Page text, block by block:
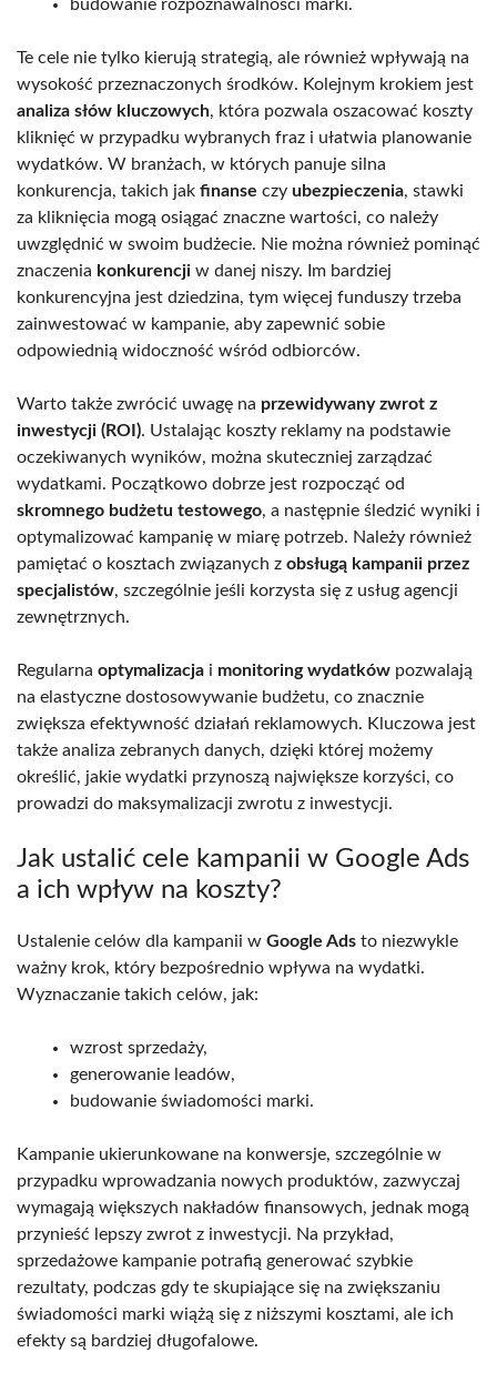
budowanie rozpoznawalności marki.
Te cele nie tylko kierują strategią, ale również wpływają na
wysokość przeznaczonych środków. Kolejnym krokiem jest
analiza słów kluczowych, która pozwala oszacować koszty
kliknięć w przypadku wybranych fraz i ułatwia planowanie
wydatków. W branżach, w których panuje silna
konkurencja, takich jak finanse czy ubezpieczenia, stawki
za kliknięcia mogą osiągać znaczne wartości, co należy
uwzględnić w swoim budżecie. Nie można również pominąć
znaczenia konkurencji w danej niszy. Im bardziej
konkurencyjna jest dziedzina, tym więcej funduszy trzeba
zainwestować w kampanie, aby zapewnić sobie
odpowiednią widoczność wśród odbiorców.
Warto także zwrócić uwagę na przewidywany zwrot z
inwestycji (ROI). Ustalając koszty reklamy na podstawie
oczekiwanych wyników, można skuteczniej zarządzać
wydatkami. Początkowo dobrze jest rozpocząć od
skromnego budżetu testowego, a następnie śledzić wyniki i
optymalizować kampanię w miarę potrzeb. Należy również
pamiętać o kosztach związanych z obsługą kampanii przez
specjalistów, szczególnie jeśli korzysta się z usług agencji
zewnętrznych.
Regularna optymalizacja i monitoring wydatków pozwalają
na elastyczne dostosowywanie budżetu, co znacznie
zwiększa efektywność działań reklamowych. Kluczowa jest
także analiza zebranych danych, dzięki której możemy
określić, jakie wydatki przynoszą największe korzyści, co
prowadzi do maksymalizacji zwrotu z inwestycji.
Jak ustalić cele kampanii w Google Ads
a ich wpływ na koszty?
Ustalenie celów dla kampanii w Google Ads to niezwykle
ważny krok, który bezpośrednio wpływa na wydatki.
Wyznaczanie takich celów, jak:
wzrost sprzedaży,
generowanie leadów,
budowanie świadomości marki.
Kampanie ukierunkowane na konwersje, szczególnie w
przypadku wprowadzania nowych produktów, zazwyczaj
wymagają większych nakładów finansowych, jednak mogą
przynieść lepszy zwrot z inwestycji. Na przykład,
sprzedażowe kampanie potrafią generować szybkie
rezultaty, podczas gdy te skupiające się na zwiększaniu
świadomości marki wiążą się z niższymi kosztami, ale ich
efekty są bardziej długofalowe.